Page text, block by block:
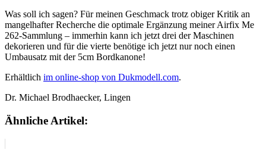
Was soll ich sagen? Für meinen Geschmack trotz obiger Kritik an
mangelhafter Recherche die optimale Ergänzung meiner Airfix Me
262-Sammlung – immerhin kann ich jetzt drei der Maschinen
dekorieren und für die vierte benötige ich jetzt nur noch einen
Umbausatz mit der 5cm Bordkanone!
Erhältlich im online-shop von Dukmodell.com.
Dr. Michael Brodhaecker, Lingen
Ähnliche Artikel: